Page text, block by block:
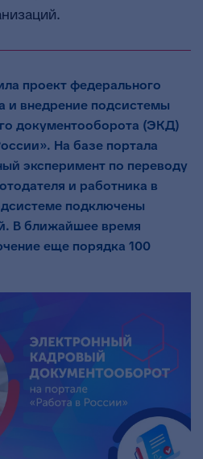
проект федерального
и внедрение подсистемы
документооборота (ЭКД)
На базе портала
эксперимент по переводу
и работника в
подключены
В ближайшее время
еще порядка 100